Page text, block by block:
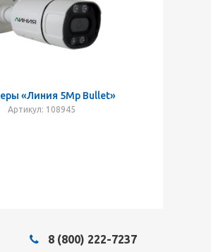
«Линия 5Mp Bullet»
Артикул: 108945
8 (800) 222-7237